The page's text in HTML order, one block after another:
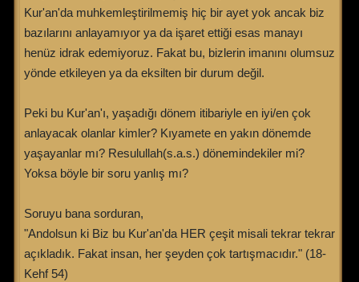
Kur'an'da muhkemleştirilmemiş hiç bir ayet yok ancak biz
bazılarını anlayamıyor ya da işaret ettiği esas manayı
henüz idrak edemiyoruz. Fakat bu, bizlerin imanını olumsuz
yönde etkileyen ya da eksilten bir durum değil.
Peki bu Kur'an'ı, yaşadığı dönem itibariyle en iyi/en çok
anlayacak olanlar kimler? Kıyamete en yakın dönemde
yaşayanlar mı? Resulullah(s.a.s.) dönemindekiler mi?
Yoksa böyle bir soru yanlış mı?
Soruyu bana sorduran,
"Andolsun ki Biz bu Kur'an'da HER çeşit misali tekrar tekrar
açıkladık. Fakat insan, her şeyden çok tartışmacıdır." (18-
Kehf 54)